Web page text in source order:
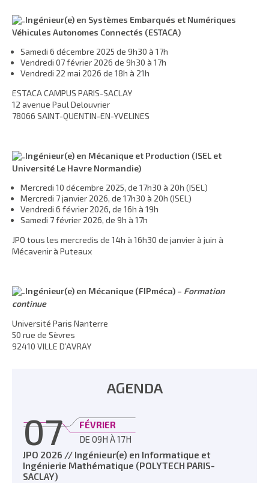
Ingénieur(e) en Systèmes Embarqués et Numériques
Véhicules Autonomes Connectés (ESTACA)
Samedi 6 décembre 2025 de 9h30 à 17h
Vendredi 07 février 2026 de 9h30 à 17h
Vendredi 22 mai 2026 de 18h à 21h
ESTACA CAMPUS PARIS-SACLAY
12 avenue Paul Delouvrier
78066 SAINT-QUENTIN-EN-YVELINES
Ingénieur(e) en Mécanique et Production (ISEL et
Université Le Havre Normandie)
Mercredi 10 décembre 2025, de 17h30 à 20h (ISEL)
Mercredi 7 janvier 2026, de 17h30 à 20h (ISEL)
Vendredi 6 février 2026, de 16h à 19h
Samedi 7 février 2026, de 9h à 17h
JPO tous les mercredis de 14h à 16h30 de janvier à juin à
Mécavenir à Puteaux
Ingénieur(e) en Mécanique (FIPméca) – Formation
continue
Université Paris Nanterre
50 rue de Sèvres
92410 VILLE D’AVRAY
AGENDA
07
FÉVRIER
DE 09H À 17H
JPO 2026 // Ingénieur(e) en Informatique et
Ingénierie Mathématique (POLYTECH PARIS-
SACLAY)